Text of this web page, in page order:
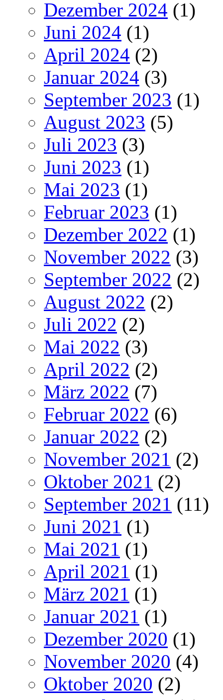
Dezember 2024 (1)
Juni 2024 (1)
April 2024 (2)
Januar 2024 (3)
September 2023 (1)
August 2023 (5)
Juli 2023 (3)
Juni 2023 (1)
Mai 2023 (1)
Februar 2023 (1)
Dezember 2022 (1)
November 2022 (3)
September 2022 (2)
August 2022 (2)
Juli 2022 (2)
Mai 2022 (3)
April 2022 (2)
März 2022 (7)
Februar 2022 (6)
Januar 2022 (2)
November 2021 (2)
Oktober 2021 (2)
September 2021 (11)
Juni 2021 (1)
Mai 2021 (1)
April 2021 (1)
März 2021 (1)
Januar 2021 (1)
Dezember 2020 (1)
November 2020 (4)
Oktober 2020 (2)